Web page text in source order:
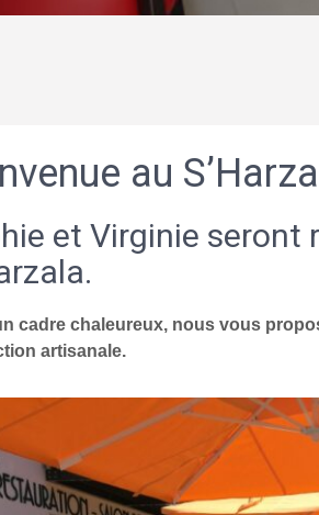
au
et Virginie seront
cadre chaleureux, nous vous
artisanale.